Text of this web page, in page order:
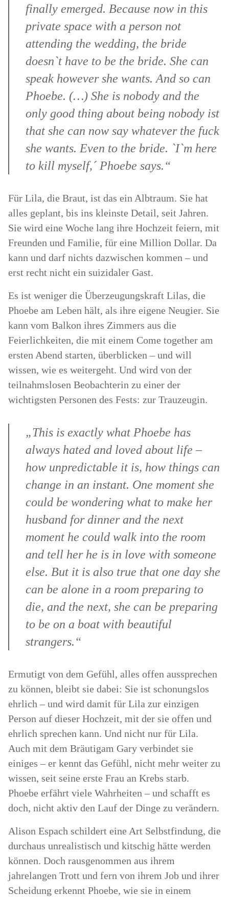
finally emerged. Because now in this
private space with a person not
attending the wedding, the bride
doesn`t have to be the bride. She can
speak however she wants. And so can
Phoebe. (…) She is nobody and the
only good thing about being nobody ist
that she can now say whatever the fuck
she wants. Even to the bride. `I`m here
to kill myself,´ Phoebe says.“
Für Lila, die Braut, ist das ein Albtraum. Sie hat
alles geplant, bis ins kleinste Detail, seit Jahren.
Sie wird eine Woche lang ihre Hochzeit feiern, mit
Freunden und Familie, für eine Million Dollar. Da
kann und darf nichts dazwischen kommen – und
erst recht nicht ein suizidaler Gast.
Es ist weniger die Überzeugungskraft Lilas, die
Phoebe am Leben hält, als ihre eigene Neugier. Sie
kann vom Balkon ihres Zimmers aus die
Feierlichkeiten, die mit einem Come together am
ersten Abend starten, überblicken – und will
wissen, wie es weitergeht. Und wird von der
teilnahmslosen Beobachterin zu einer der
wichtigsten Personen des Fests: zur Trauzeugin.
„This is exactly what Phoebe has
always hated and loved about life –
how unpredictable it is, how things can
change in an instant. One moment she
could be wondering what to make her
husband for dinner and the next
moment he could walk into the room
and tell her he is in love with someone
else. But it is also true that one day she
can be alone in a room preparing to
die, and the next, she can be preparing
to be on a boat with beautiful
strangers.“
Ermutigt von dem Gefühl, alles offen aussprechen
zu können, bleibt sie dabei: Sie ist schonungslos
ehrlich – und wird damit für Lila zur einzigen
Person auf dieser Hochzeit, mit der sie offen und
ehrlich sprechen kann. Und nicht nur für Lila.
Auch mit dem Bräutigam Gary verbindet sie
einiges – er kennt das Gefühl, nicht mehr weiter zu
wissen, seit seine erste Frau an Krebs starb.
Phoebe erfährt viele Wahrheiten – und schafft es
doch, nicht aktiv den Lauf der Dinge zu verändern.
Alison Espach schildert eine Art Selbstfindung, die
durchaus unrealistisch und kitschig hätte werden
können. Doch rausgenommen aus ihrem
jahrelangen Trott und fern von ihrem Job und ihrer
Scheidung erkennt Phoebe, wie sie in einem